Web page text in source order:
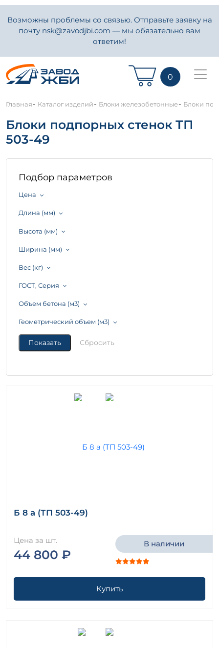
Возможны проблемы со связью. Отправьте заявку на
почту nsk@zavodjbi.com — мы обязательно вам
ответим!
0
Главная- Каталог изделий- Блоки железобетонные- Блоки
Блоки подпорных стенок ТП
503-49
Подбор параметров
Цена
Длина (мм)
Высота (мм)
Ширина (мм)
Вес (кг)
ГОСТ, Серия
Объем бетона (м3)
Геометрический объем (м3)
Б 8 а (ТП 503-49)
Цена за шт.
44 800 ₽
В наличии
Купить